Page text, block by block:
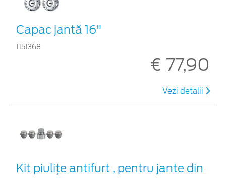
Capac jantă 16"
1151368
€ 77,90
Vezi detalii
Kit piuliţe antifurt , pentru jante din